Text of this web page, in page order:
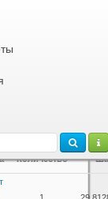
Количество